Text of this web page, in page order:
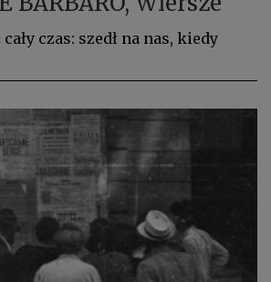
czas: szedł na nas, kiedy